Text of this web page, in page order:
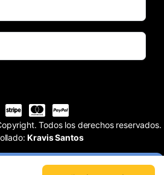
Todos los derechos reservados.
Kravis Santos